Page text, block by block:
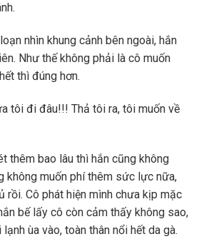
nhìn khung cảnh bên ngoài, hắn
Như thế không phải là cô muốn
thì đúng hơn.
tôi đi đâu!!! Thả tôi ra, tôi muốn về
thêm bao lâu thì hắn cũng không
không muốn phí thêm sức lực nữa,
rồi. Cô phát hiện mình chưa kịp mặc
bế lấy cô còn cảm thấy không sao,
ùa vào, toàn thân nổi hết da gà.